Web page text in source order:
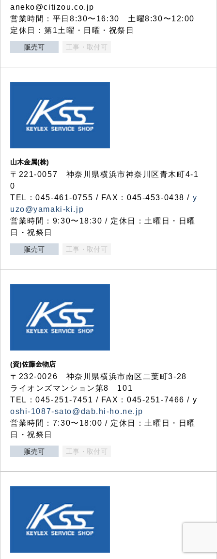
aneko@citizou.co.jp
営業時間：平日8:30〜16:30 土曜8:30〜12:00
定休日：第1土曜・日曜・祝祭日
販売可 工事・取付可
山木金属(株)
〒221-0057 神奈川県横浜市神奈川区青木町4-1
0
TEL：045-461-0755 / FAX：045-453-0438 / y
uzo@yamaki-ki.jp
営業時間：9:30〜18:30 / 定休日：土曜日・日曜
日・祝祭日
販売可 工事・取付可
(資)佐藤金物店
〒232-0026 神奈川県横浜市南区二葉町3-28
ライオンズマンション第8 101
TEL：045-251-7451 / FAX：045-251-7466 / y
oshi-1087-sato@dab.hi-ho.ne.jp
営業時間：7:30〜18:00 / 定休日：土曜日・日曜
日・祝祭日
販売可 工事・取付可